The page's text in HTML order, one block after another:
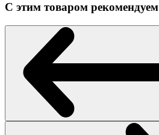
С этим товаром рекомендуем